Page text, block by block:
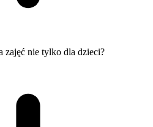
zajęć nie tylko dla dzieci?